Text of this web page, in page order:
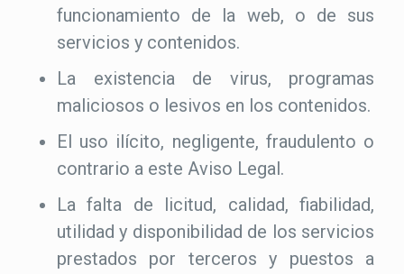
funcionamiento de la web, o de sus
servicios y contenidos.
La existencia de virus, programas
maliciosos o lesivos en los contenidos.
El uso ilícito, negligente, fraudulento o
contrario a este Aviso Legal.
La falta de licitud, calidad, fiabilidad,
utilidad y disponibilidad de los servicios
prestados por terceros y puestos a